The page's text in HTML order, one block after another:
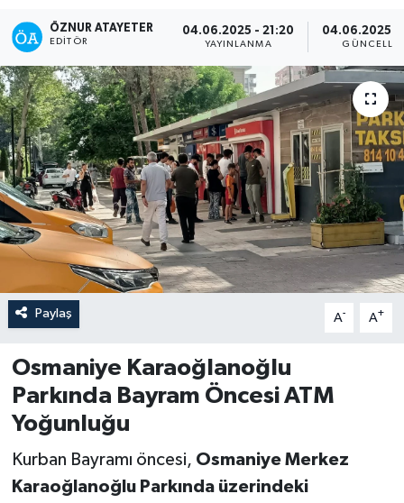
ÖZNUR ATAYETER
EDITÖR
04.06.2025 - 21:20
YAYINLANMA
04.06.2025 -
Paylaş A- A+
Osmaniye Karaoğlanoğlu
Parkında Bayram Öncesi ATM
Yoğunluğu
Kurban Bayramı öncesi, Osmaniye Merkez
Karaoğlanoğlu Parkında üzerindeki